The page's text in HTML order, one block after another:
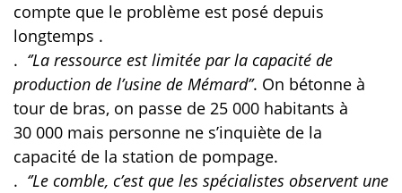
compte que le problème est posé depuis
longtemps .
. ‘’La ressource est limitée par la capacité de
production de l’usine de Mémard’’. On bétonne à
tour de bras, on passe de 25 000 habitants à
30 000 mais personne ne s’inquiète de la
capacité de la station de pompage.
. ‘’Le comble, c’est que les spécialistes observent une